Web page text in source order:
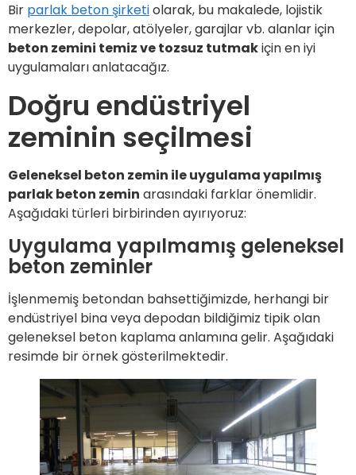
Bir parlak beton şirketiolarak, bu makalede, lojistik
merkezler, depolar, atölyeler, garajlar vb. alanlar için
beton zemini temiz ve tozsuz tutmakiçin en iyi
uygulamaları anlatacağız.
Doğru endüstriyel
zeminin seçilmesi
Geleneksel beton zemin ile uygulama yapılmış
parlak beton zemin arasındaki farklar önemlidir.
Aşağıdaki türleri birbirinden ayırıyoruz:
Uygulama yapılmamış geleneksel
beton zeminler
İşlenmemiş betondan bahsettiğimizde, herhangi bir
endüstriyel bina veya depodan bildiğimiz tipik olan
geleneksel beton kaplama anlamına gelir. Aşağıdaki
resimde bir örnek gösterilmektedir.